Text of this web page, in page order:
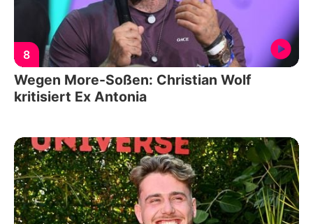
8
Wegen More-Soßen: Christian Wolf
kritisiert Ex Antonia